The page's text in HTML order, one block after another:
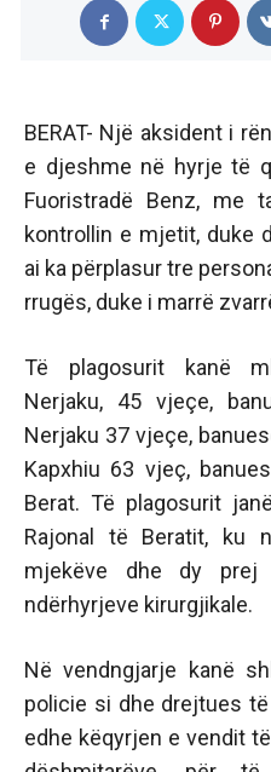
BERAT- Një aksident i
e djeshme në hyrje të
Fuoristradë Benz, me
kontrollin e mjetit, duke
ai ka përplasur tre
rrugës, duke i marrë
Të plagosurit kanë
Nerjaku, 45 vjeçe,
Nerjaku 37 vjeçe,
Kapxhiu 63 vjeç,
Berat. Të plagosurit
Rajonal të Beratit, ku
mjekëve dhe dy
ndërhyrjeve kirurgjikale.
Në vendngjarje kanë
policie si dhe drejtues
edhe këqyrjen e vendit